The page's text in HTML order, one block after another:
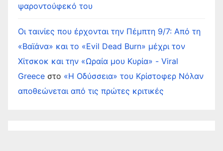
ψαροντούφεκό του
Οι ταινίες που έρχονται την Πέμπτη 9/7: Από τη
«Βαϊάνα» και το «Evil Dead Burn» μέχρι τον
Χίτσκοκ και την «Ωραία μου Κυρία» - Viral
Greece στο «Η Οδύσσεια» του Κρίστοφερ Νόλαν
αποθεώνεται από τις πρώτες κριτικές